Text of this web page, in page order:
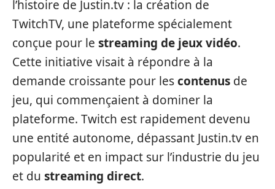
l’histoire de Justin.tv : la création de
TwitchTV, une plateforme spécialement
conçue pour le streaming de jeux vidéo.
Cette initiative visait à répondre à la
demande croissante pour lescontenus de
jeu, qui commençaient à dominer la
plateforme. Twitch est rapidement devenu
une entité autonome, dépassant Justin.tv en
popularité et en impact sur l’industrie du jeu
et du streaming direct.